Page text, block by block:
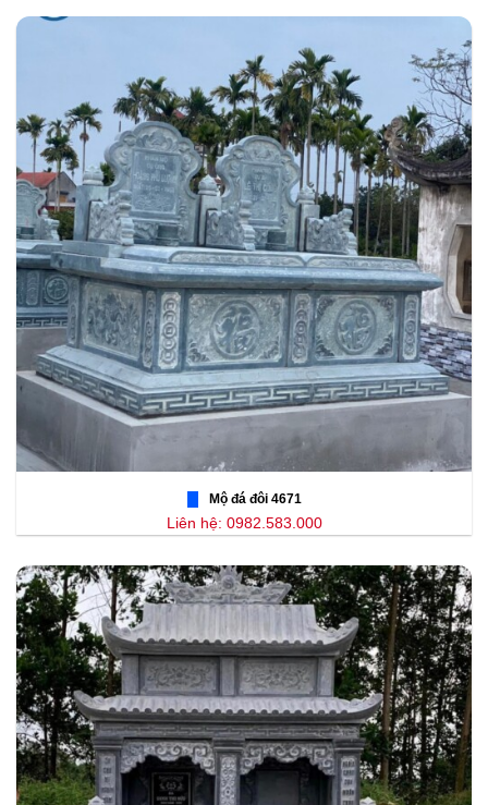
Mộ đá đôi 4671
Liên hệ: 0982.583.000